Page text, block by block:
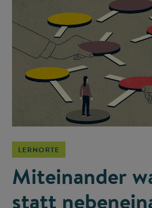
LERNORTE
Miteinander
statt